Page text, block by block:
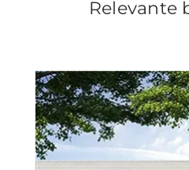
Relevante